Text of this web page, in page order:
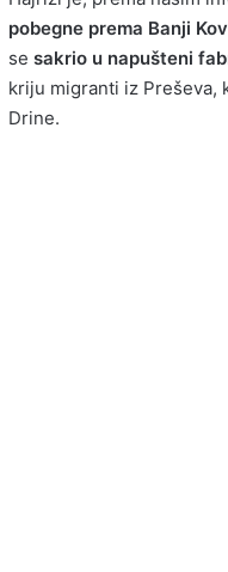
pobegne prema Banji
se sakrio u napušteni
kriju migranti iz Preševa,
Drine.